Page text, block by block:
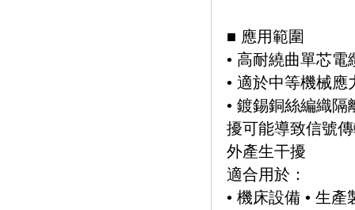
■ 應用範圍
• 高耐繞曲單芯電
• 適於中等機械
• 鍍錫銅絲編織
擾可能導致信號
外產生干擾
適合用於：
• 機床設備 • 生產